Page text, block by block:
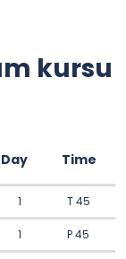
kursu
Day Time
1 T 45
1 P 45